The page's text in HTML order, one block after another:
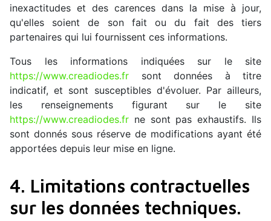
inexactitudes et des carences dans la mise à jour,
qu'elles soient de son fait ou du fait des tiers
partenaires qui lui fournissent ces informations.
Tous les informations indiquées sur le site
https://www.creadiodes.fr sont données à titre
indicatif, et sont susceptibles d'évoluer. Par ailleurs,
les renseignements figurant sur le site
https://www.creadiodes.fr ne sont pas exhaustifs. Ils
sont donnés sous réserve de modifications ayant été
apportées depuis leur mise en ligne.
4. Limitations contractuelles
sur les données techniques.